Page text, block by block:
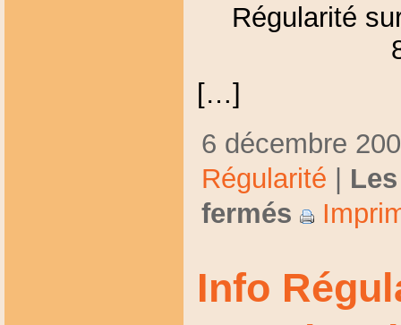
Régularité
[…]
6 décembre
Régularité |
fermés
Info